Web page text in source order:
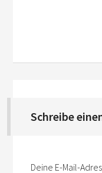
Schreibe
Deine E-Mail-